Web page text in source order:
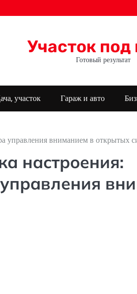
Участок
Готовый результат
участок Гараж и авто
управления вниманием в открытых
настроения: